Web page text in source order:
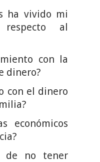
ha vivido mi
al
con la
dinero?
con el dinero
económicos
de no tener